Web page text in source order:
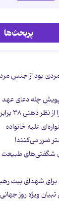
پربحث‌ها
بود از جنس
چله دعای عهد
۳۸ برابر قوی‌تر کنیم؟
ضرر می‌کنند!
شگفتی‌های طبیعت
برای شهدای بیت
ویژه روز